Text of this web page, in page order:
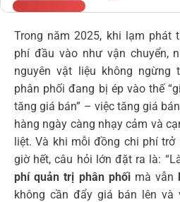
Trong năm 2025, khi lạm phát
phí đầu vào như vận chuyển,
nguyên vật liệu không ngừng
phân phối đang bị ép vào thế
tăng giá bán” – việc tăng giá
hàng ngày càng nhạy cảm và
liệt.Và khi mỗi đồng chi phí trở
giờ hết, câu hỏi lớn đặt ra là:
phí quản trị phân phốimà vẫn
không cần đẩy giá bán lên